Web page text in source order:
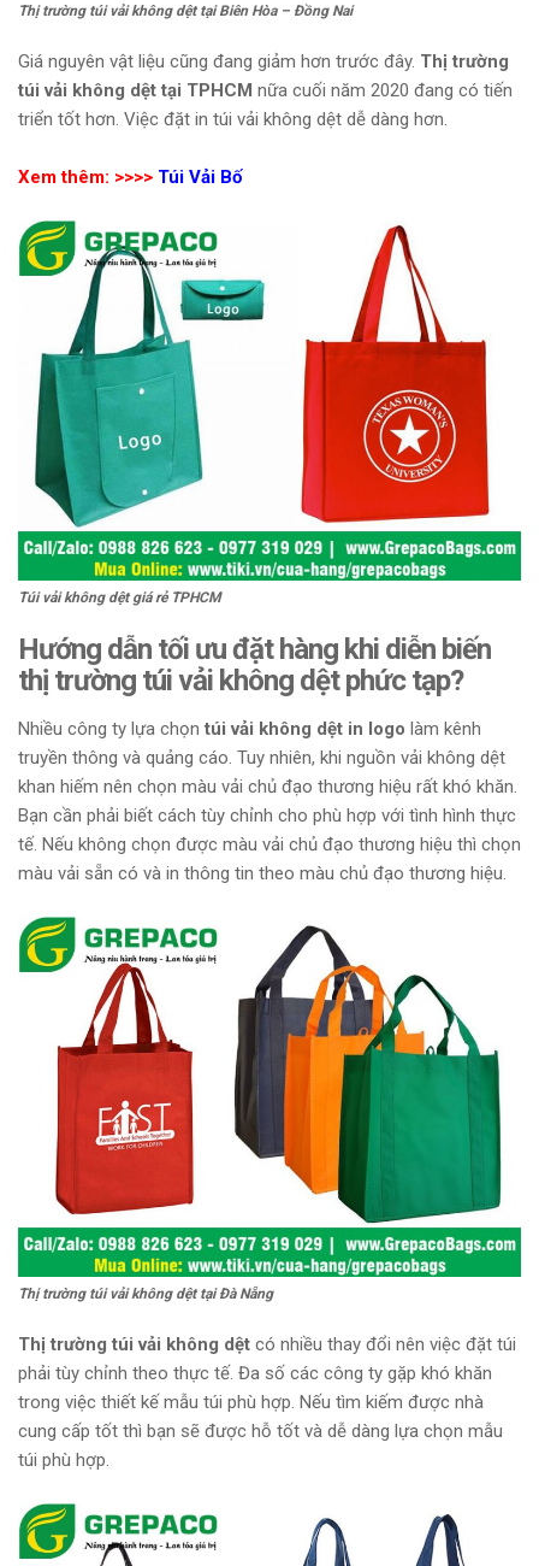
Thị trường túi vải không dệt tại Biên Hòa – Đồng Nai
Giá nguyên vật liệu cũng đang giảm hơn trước đây. Thị trường
túi vải không dệt tại TPHCM nữa cuối năm 2020 đang có tiến
triển tốt hơn. Việc đặt in túi vải không dệt dễ dàng hơn.
Xem thêm: >>>> Túi Vải Bố
Túi vải không dệt giá rẻ TPHCM
Hướng dẫn tối ưu đặt hàng khi diễn biến
thị trường túi vải không dệt phức tạp?
Nhiều công ty lựa chọn túi vải không dệt in logo làm kênh
truyền thông và quảng cáo. Tuy nhiên, khi nguồn vải không dệt
khan hiếm nên chọn màu vải chủ đạo thương hiệu rất khó khăn.
Bạn cần phải biết cách tùy chỉnh cho phù hợp với tình hình thực
tế. Nếu không chọn được màu vải chủ đạo thương hiệu thì chọn
màu vải sẵn có và in thông tin theo màu chủ đạo thương hiệu.
Thị trường túi vải không dệt tại Đà Nẵng
Thị trường túi vải không dệt có nhiều thay đổi nên việc đặt túi
phải tùy chỉnh theo thực tế. Đa số các công ty gặp khó khăn
trong việc thiết kế mẫu túi phù hợp. Nếu tìm kiếm được nhà
cung cấp tốt thì bạn sẽ được hỗ tốt và dễ dàng lựa chọn mẫu
túi phù hợp.